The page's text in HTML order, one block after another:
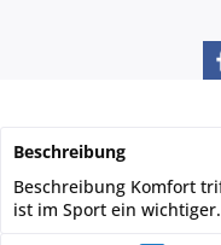
Beschreibung
Beschreibung Komfort
ist im Sport ein